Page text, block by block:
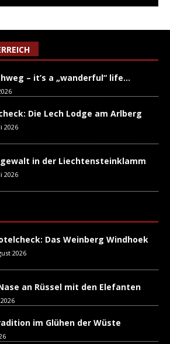
– it’s a „wanderful“ life…
Die Lech Lodge am Arlberg
2026
in der Liechtensteinklamm
2026
Das Weinberg Windhoek
2026
an Rüssel mit den Elefanten
im Glühen der Wüste